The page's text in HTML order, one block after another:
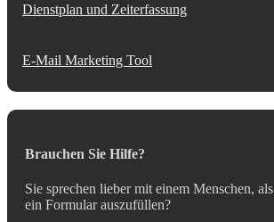
Dienstplan und Zeiterfassung
E-Mail Marketing Tool
Brauchen Sie Hilfe?
Sie sprechen lieber mit einem Menschen, als
ein Formular auszufüllen?